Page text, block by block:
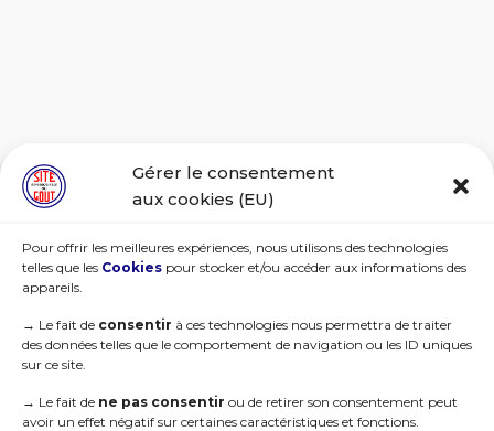
Gérer le consentement
aux cookies (EU)
Pour offrir les meilleures expériences, nous utilisons des technologies
telles que les Cookies pour stocker et/ou accéder aux informations des
appareils.
→ Le fait de consentir à ces technologies nous permettra de traiter
des données telles que le comportement de navigation ou les ID uniques
sur ce site.
→ Le fait de ne pas consentir ou de retirer son consentement peut
avoir un effet négatif sur certaines caractéristiques et fonctions.